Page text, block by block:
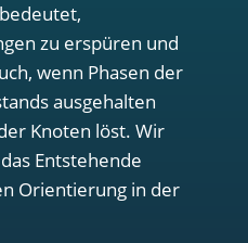
zu erspüren und
wenn Phasen der
ausgehalten
Knoten löst. Wir
Entstehende
Orientierung in der